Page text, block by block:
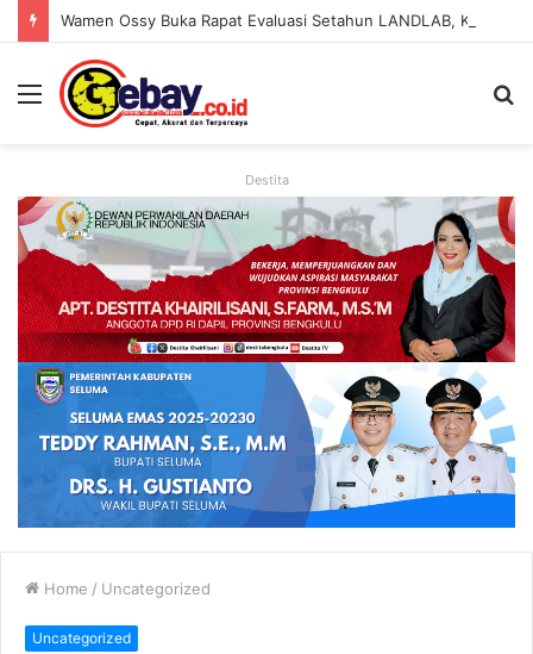
Destita
Home / Uncategorized
Uncategorized